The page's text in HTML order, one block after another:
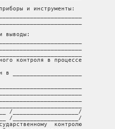
и инструменты:
выводы:
контроля в процессе
____________________
/___________________/
/___________________/
контролю